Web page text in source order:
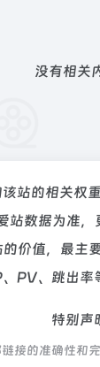
没有相关
站的相关权
数据为准
价值，最
PV、跳出率
特别声
接的准确性和